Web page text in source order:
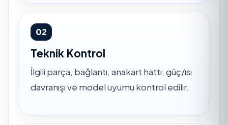
02
Teknik Kontrol
İlgili parça, bağlantı, anakart hattı, güç/ısı
davranışı ve model uyumu kontrol edilir.